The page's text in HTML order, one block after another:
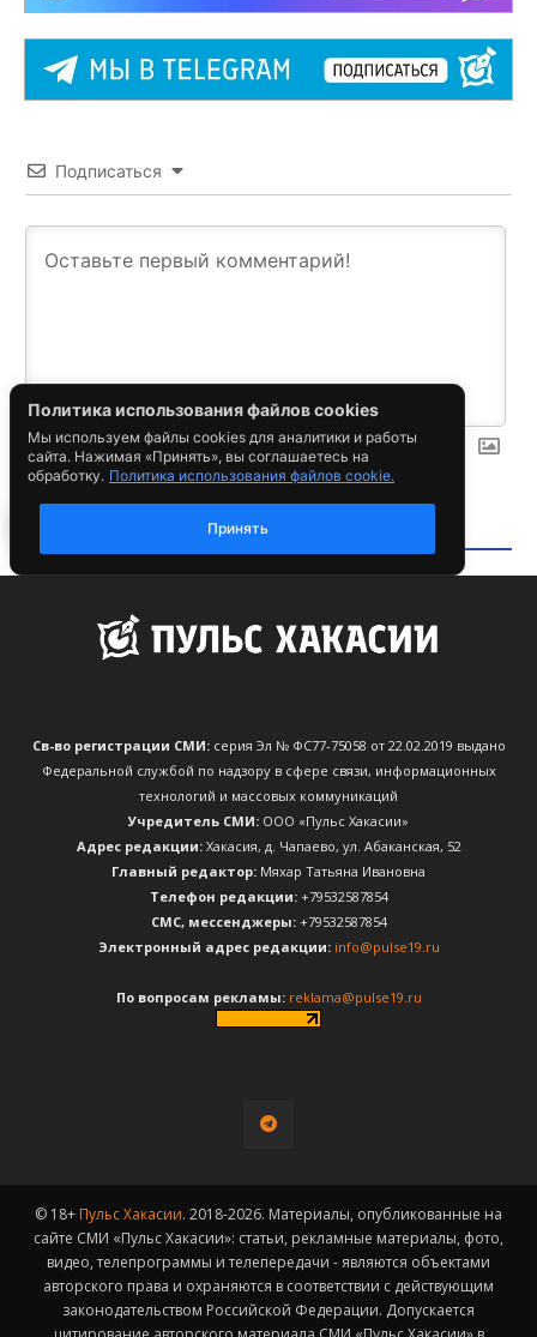
Св-во регистрации СМИ:серия Эл № ФС77-75058 от 22.02.2019 выдано
Федеральной службой по надзору в сфере связи, информационных
технологий и массовых коммуникаций
Учредитель СМИ: ООО «Пульс Хакасии»
Адрес редакции:Хакасия, д. Чапаево, ул. Абаканская, 52
Главный редактор: Мяхар Татьяна Ивановна
Телефон редакции:+79532587854
CМС, мессенджеры:+79532587854
Электронный адрес редакции: info@pulse19.ru
По вопросам рекламы: reklama@pulse19.ru
© 18+ Пульс Хакасии. 2018-2026. Материалы, опубликованные на
сайте СМИ «Пульс Хакасии»: статьи, рекламные материалы, фото,
видео, телепрограммы и телепередачи - являются объектами
авторского права и охраняются в соответствии с действующим
законодательством Российской Федерации. Допускается